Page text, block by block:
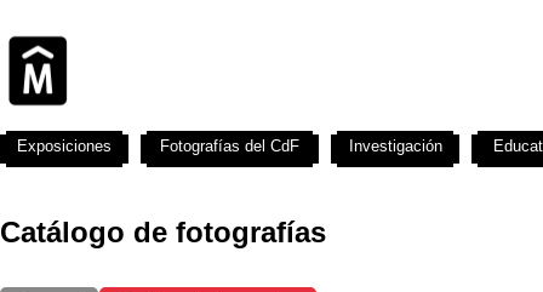
Catálogo de fotografías
Exposiciones Fotografías del CdF Investigación